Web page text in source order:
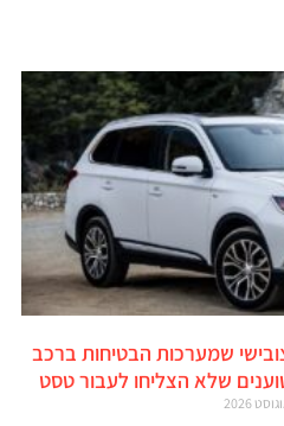
שמערכות הבטיחות ברכב
שלא הצליחו לעבור טסט